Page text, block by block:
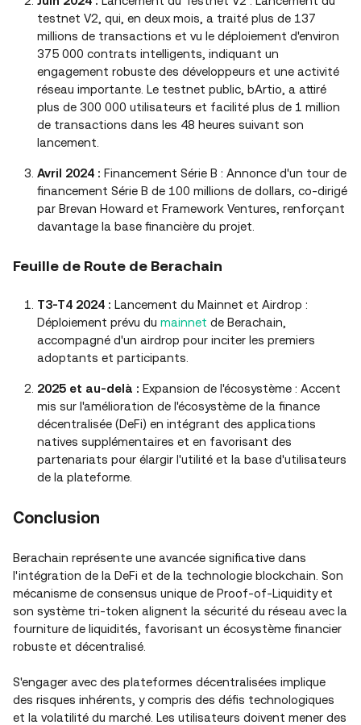
testnet V2, qui, en deux mois, a traité plus de 137
millions de transactions et vu le déploiement d'environ
375 000 contrats intelligents, indiquant un
engagement robuste des développeurs et une activité
réseau importante. Le testnet public, bArtio, a attiré
plus de 300 000 utilisateurs et facilité plus de 1 million
de transactions dans les 48 heures suivant son
lancement.
Avril 2024 : Financement Série B : Annonce d'un tour de
financement Série B de 100 millions de dollars, co-dirigé
par Brevan Howard et Framework Ventures, renforçant
davantage la base financière du projet.
Feuille de Route de Berachain
T3-T4 2024 : Lancement du Mainnet et Airdrop :
Déploiement prévu du mainnet de Berachain,
accompagné d'un airdrop pour inciter les premiers
adoptants et participants.
2025 et au-delà : Expansion de l'écosystème : Accent
mis sur l'amélioration de l'écosystème de la finance
décentralisée (DeFi) en intégrant des applications
natives supplémentaires et en favorisant des
partenariats pour élargir l'utilité et la base d'utilisateurs
de la plateforme.
Conclusion
Berachain représente une avancée significative dans
l'intégration de la DeFi et de la technologie blockchain. Son
mécanisme de consensus unique de Proof-of-Liquidity et
son système tri-token alignent la sécurité du réseau avec la
fourniture de liquidités, favorisant un écosystème financier
robuste et décentralisé.
S'engager avec des plateformes décentralisées implique
des risques inhérents, y compris des défis technologiques
et la volatilité du marché. Les utilisateurs doivent mener des